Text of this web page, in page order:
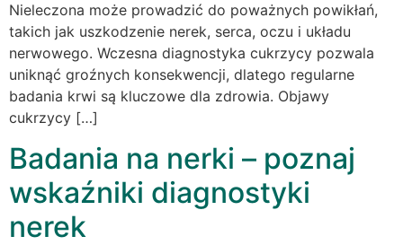
Nieleczona może prowadzić do poważnych powikłań,
takich jak uszkodzenie nerek, serca, oczu i układu
nerwowego. Wczesna diagnostyka cukrzycy pozwala
uniknąć groźnych konsekwencji, dlatego regularne
badania krwi są kluczowe dla zdrowia. Objawy
cukrzycy […]
Badania na nerki – poznaj
wskaźniki diagnostyki
nerek